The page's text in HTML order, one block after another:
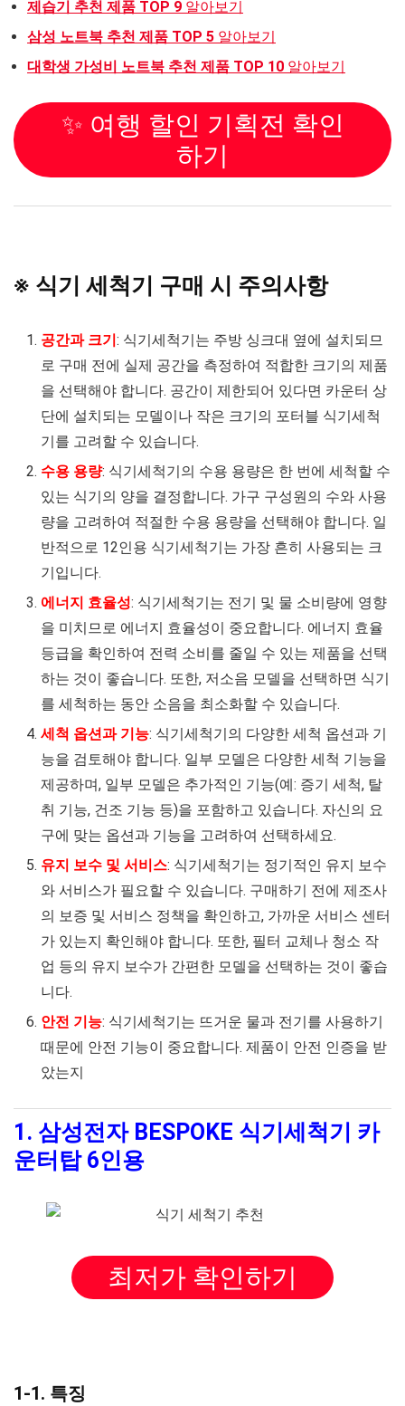
제습기 추천 제품 TOP 9 알아보기
삼성 노트북 추천 제품 TOP 5 알아보기
대학생 가성비 노트북 추천 제품 TOP 10 알아보기
✨ 여행 할인 기획전 확인
하기
※ 식기 세척기 구매 시 주의사항
공간과 크기: 식기세척기는 주방 싱크대 옆에 설치되므
로 구매 전에 실제 공간을 측정하여 적합한 크기의 제품
을 선택해야 합니다. 공간이 제한되어 있다면 카운터 상
단에 설치되는 모델이나 작은 크기의 포터블 식기세척
기를 고려할 수 있습니다.
수용 용량: 식기세척기의 수용 용량은 한 번에 세척할 수
있는 식기의 양을 결정합니다. 가구 구성원의 수와 사용
량을 고려하여 적절한 수용 용량을 선택해야 합니다. 일
반적으로 12인용 식기세척기는 가장 흔히 사용되는 크
기입니다.
에너지 효율성: 식기세척기는 전기 및 물 소비량에 영향
을 미치므로 에너지 효율성이 중요합니다. 에너지 효율
등급을 확인하여 전력 소비를 줄일 수 있는 제품을 선택
하는 것이 좋습니다. 또한, 저소음 모델을 선택하면 식기
를 세척하는 동안 소음을 최소화할 수 있습니다.
세척 옵션과 기능: 식기세척기의 다양한 세척 옵션과 기
능을 검토해야 합니다. 일부 모델은 다양한 세척 기능을
제공하며, 일부 모델은 추가적인 기능(예: 증기 세척, 탈
취 기능, 건조 기능 등)을 포함하고 있습니다. 자신의 요
구에 맞는 옵션과 기능을 고려하여 선택하세요.
유지 보수 및 서비스: 식기세척기는 정기적인 유지 보수
와 서비스가 필요할 수 있습니다. 구매하기 전에 제조사
의 보증 및 서비스 정책을 확인하고, 가까운 서비스 센터
가 있는지 확인해야 합니다. 또한, 필터 교체나 청소 작
업 등의 유지 보수가 간편한 모델을 선택하는 것이 좋습
니다.
안전 기능: 식기세척기는 뜨거운 물과 전기를 사용하기
때문에 안전 기능이 중요합니다. 제품이 안전 인증을 받
았는지
1. 삼성전자 BESPOKE 식기세척기 카
운터탑 6인용
최저가 확인하기
1-1. 특징